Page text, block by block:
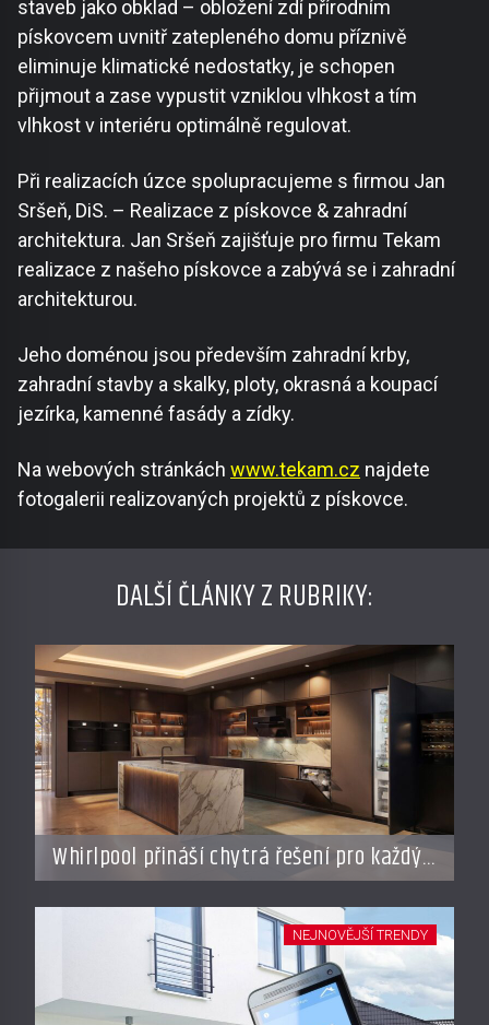
staveb jako obklad – obložení zdí přírodním
pískovcem uvnitř zatepleného domu příznivě
eliminuje klimatické nedostatky, je schopen
přijmout a zase vypustit vzniklou vlhkost a tím
vlhkost v interiéru optimálně regulovat.
Při realizacích úzce spolupracujeme s firmou Jan
Sršeň, DiS. – Realizace z pískovce & zahradní
architektura. Jan Sršeň zajišťuje pro firmu Tekam
realizace z našeho pískovce a zabývá se i zahradní
architekturou.
Jeho doménou jsou především zahradní krby,
zahradní stavby a skalky, ploty, okrasná a koupací
jezírka, kamenné fasády a zídky.
Na webových stránkách www.tekam.cz najdete
fotogalerii realizovaných projektů z pískovce.
DALŠÍ ČLÁNKY Z RUBRIKY:
Whirlpool přináší chytrá řešení pro každý
styl vaření
NEJNOVĚJŠÍ TRENDY